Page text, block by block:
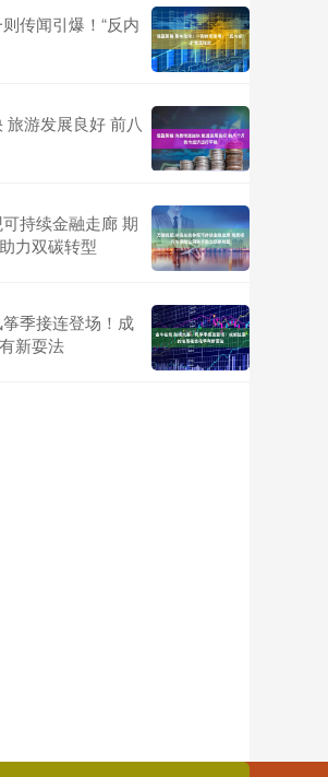
传闻引爆！“反内
游发展良好 前八
持续金融走廊 期
力双碳转型
季接连登场！成
新耍法